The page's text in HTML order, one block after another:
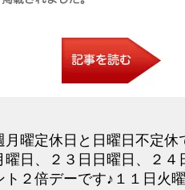
月曜定休日と日曜日不定
曜日、２３日日曜日、２
２倍デーです♪１１日火